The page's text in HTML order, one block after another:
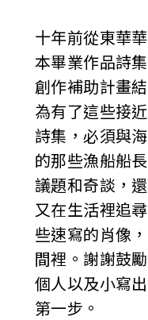
十年前從東華
本畢業作品詩
創作補助計畫
為有了這些接
詩集，必須與
的那些漁船船
議題和奇談，
又在生活裡追
些速寫的肖像
間裡。謝謝鼓
個人以及小寫
第一步。